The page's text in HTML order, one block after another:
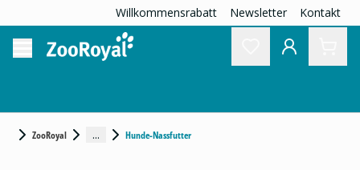
Willkommensrabatt Newsletter Kontakt
ZooRoyal ... Hunde-Nassfutter